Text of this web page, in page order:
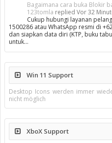
Bagaimana cara buka Blokir
123tomla replied Vor 32
Cukup hubungi layanan
1500286 atau WhatsApp resmi di
dan siapkan data diri (KTP, buku
untuk…
Win 11 Support
Desktop Icons werden immer
nicht möglich
XboX Support